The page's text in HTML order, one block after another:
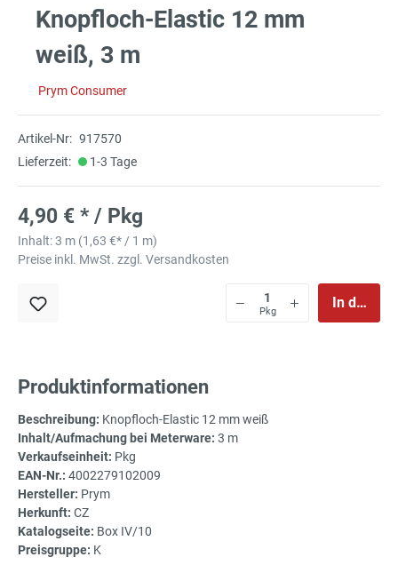
Knopfloch-Elastic 12 mm
weiß, 3 m
Prym Consumer
Artikel-Nr: 917570
Lieferzeit:
1-3 Tage
4,90 € * / Pkg
Inhalt:3 m (1,63 €* / 1 m)
Preise inkl. MwSt. zzgl. Versandkosten
Pkg
In den
Produktinformationen
Beschreibung: Knopfloch-Elastic 12 mm weiß
Inhalt/Aufmachung bei Meterware: 3 m
Verkaufseinheit: Pkg
EAN-Nr.: 4002279102009
Hersteller: Prym
Herkunft: CZ
Katalogseite: Box IV/10
Preisgruppe: K